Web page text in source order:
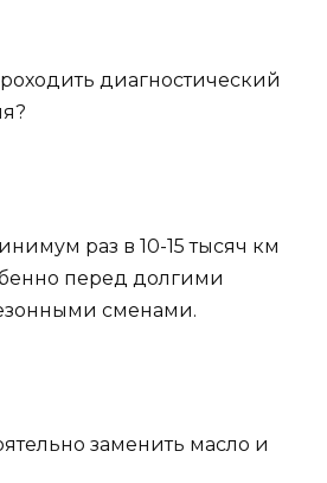
диагностический
раз в 10-15 тысяч км
перед долгими
сменами.
заменить масло и